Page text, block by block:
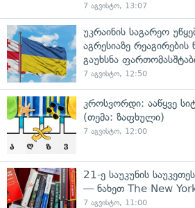
7 აგვისტო, 13:07
უკრაინის საგარეო
აგრესიაზე რეაგირების
გაუხსნა
7 აგვისტო, 12:50
კროსვორდი: ააწყვე
(თემა: ზაფხული)
7 აგვისტო, 12:00
21-ე საუკუნის
— ნახეთ The New
7 აგვისტო, 11:00